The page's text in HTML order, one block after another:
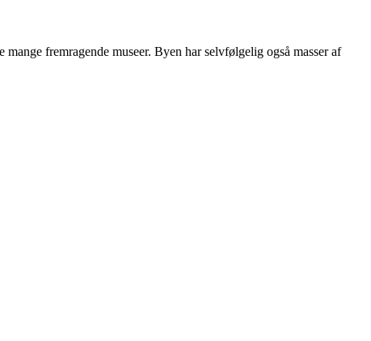
fremragende museer. Byen har selvfølgelig også masser af